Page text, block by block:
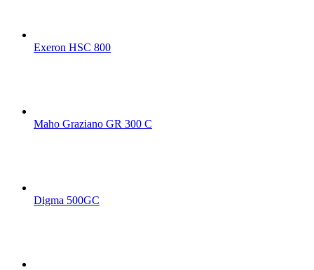
Exeron HSC 800
Maho Graziano GR 300 C
Digma 500GC